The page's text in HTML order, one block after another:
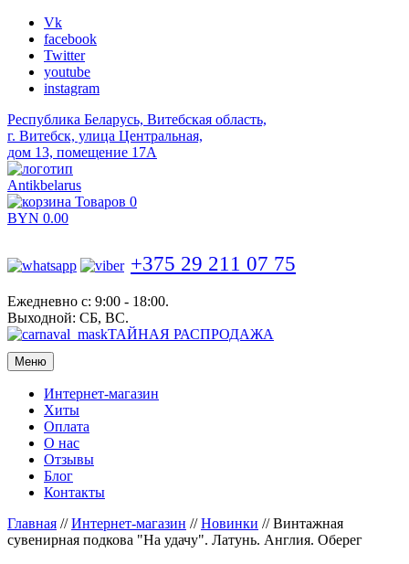
Vk
facebook
Twitter
youtube
instagram
Республика Беларусь, Витебская область,
г. Витебск, улица Центральная,
дом 13, помещение 17А
Antikbelarus
Товаров 0
BYN 0.00
+375 29 211 07 75
Ежедневно с: 9:00 - 18:00.
Выходной: СБ, ВС.
ТАЙНАЯ РАСПРОДАЖА
Меню
Интернет-магазин
Хиты
Оплата
О нас
Отзывы
Блог
Контакты
Главная //Интернет-магазин //Новинки //Винтажная
сувенирная подкова "На удачу". Латунь. Англия. Оберег